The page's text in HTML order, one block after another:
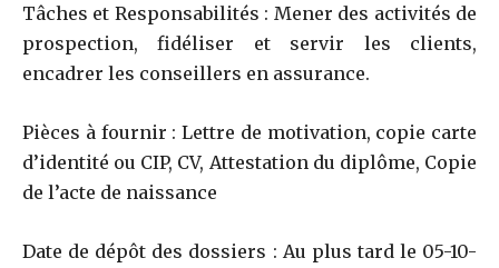
Tâches et Responsabilités : Mener des activités de
prospection, fidéliser et servir les clients,
encadrer les conseillers en assurance.
Pièces à fournir : Lettre de motivation, copie carte
d’identité ou CIP, CV, Attestation du diplôme, Copie
de l’acte de naissance
Date de dépôt des dossiers : Au plus tard le 05-10-